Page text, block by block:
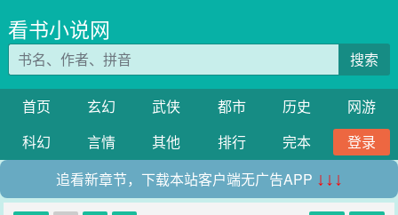
看书小说网
搜索
首页 玄幻 武侠 都市 历史
网游
科幻
言情 其他 排行 完本
登录
追看新章节，下载本站客户端无广告APP ↓↓↓